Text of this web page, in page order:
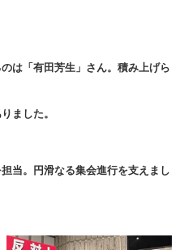
は「有田芳生」さん。積み上げら
ました。
当。円滑なる集会進行を支えまし